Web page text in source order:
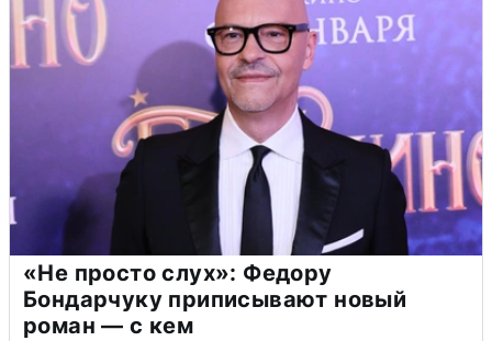
«Не просто слух»: Федору
Бондарчуку приписывают новый
роман — с кем